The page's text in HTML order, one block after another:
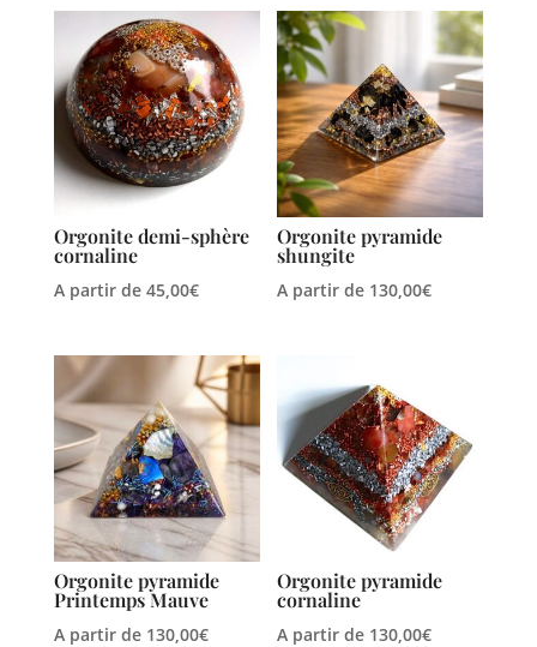
Orgonite demi-sphère
cornaline
A partir de 45,00€
Orgonite pyramide
shungite
A partir de 130,00€
Orgonite pyramide
Printemps Mauve
A partir de 130,00€
Orgonite pyramide
cornaline
A partir de 130,00€